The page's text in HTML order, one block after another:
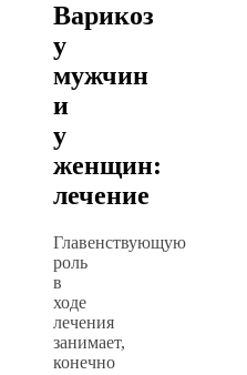
Варикоз
у
мужчин
и
у
женщин:
лечение
Главенствующую
роль
в
ходе
лечения
занимает,
конечно